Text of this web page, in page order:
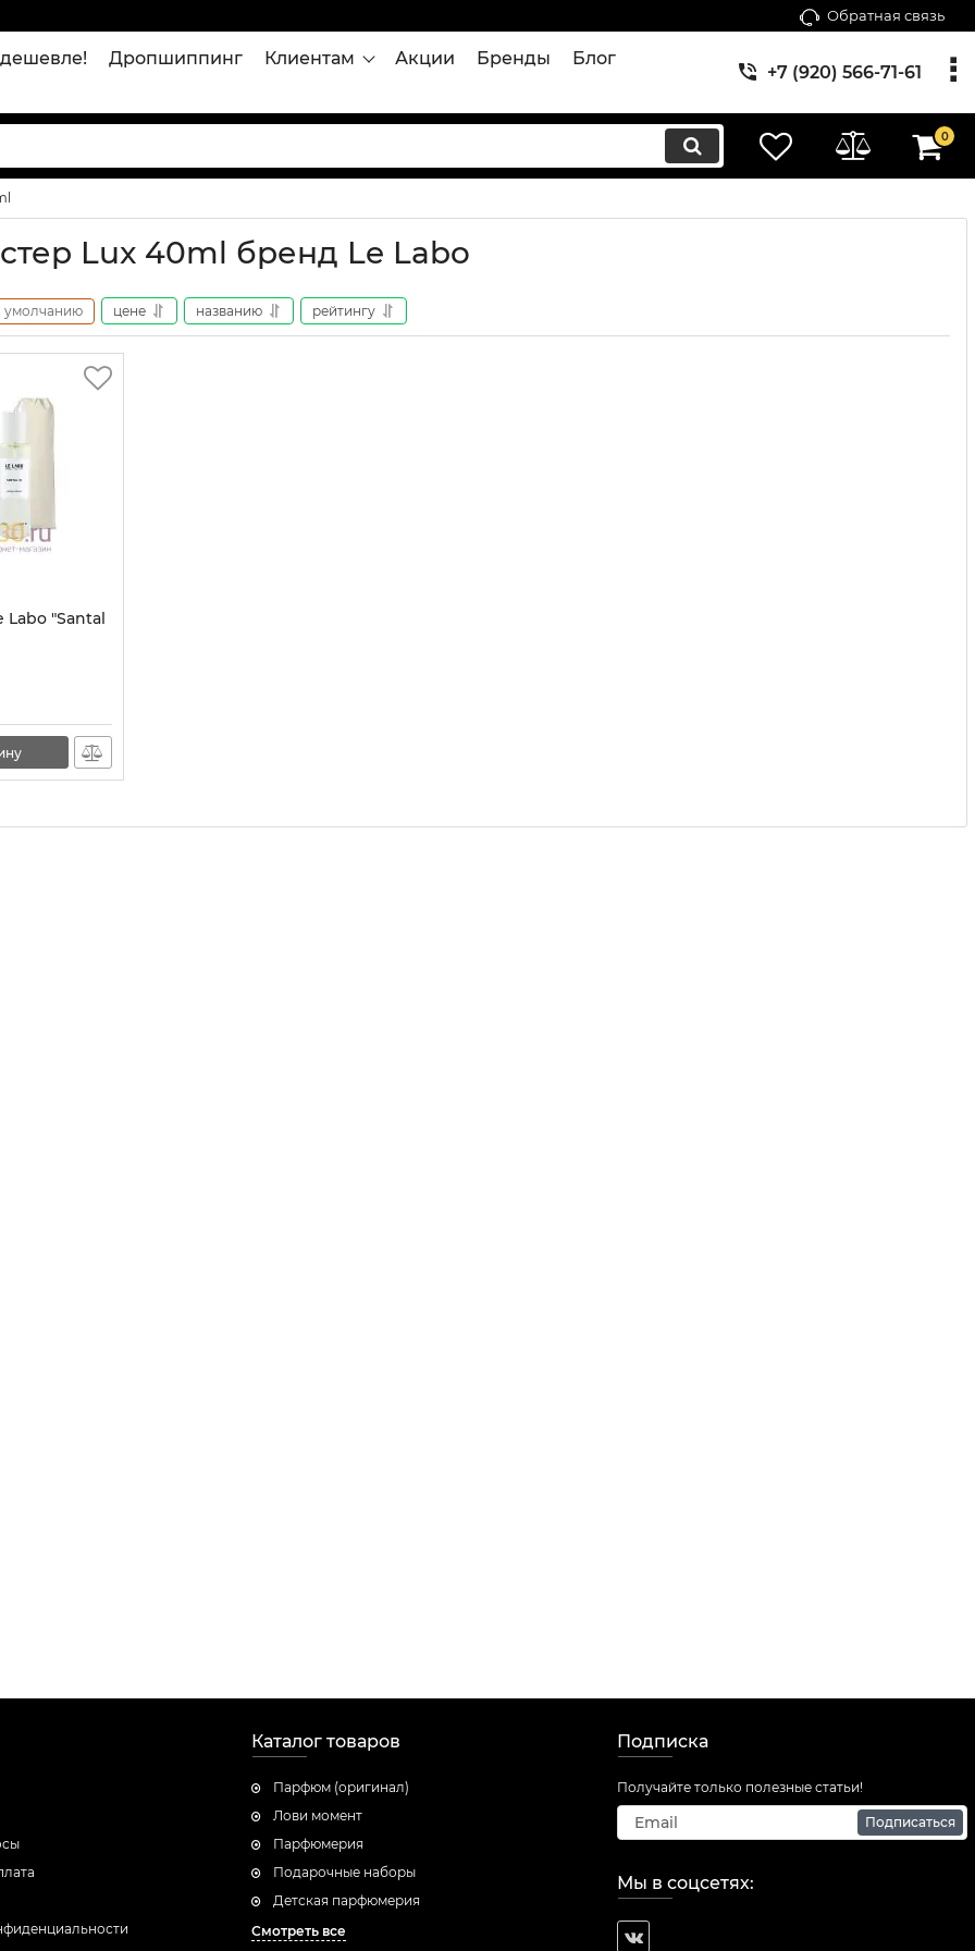
Обратная связь
Дропшиппинг Клиентам Акции Бренды
Блог
+7 (920) 566-71-61
0
Lux 40ml бренд Le Labo
умолчанию цене названию рейтингу
Labo "Santal
Каталог товаров
Парфюм (оригинал)
Лови момент
Парфюмерия
Подарочные наборы
Детская парфюмерия
Смотреть все
Подписка
Получайте только полезные статьи!
Подписаться
Мы в соцсетях: